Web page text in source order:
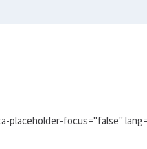
placeholder-focus="false"